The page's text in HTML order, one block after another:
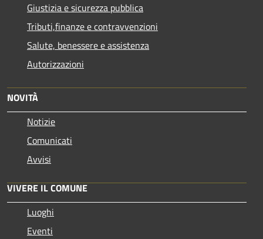
Giustizia e sicurezza pubblica
Tributi,finanze e contravvenzioni
Salute, benessere e assistenza
Autorizzazioni
NOVITÀ
Notizie
Comunicati
Avvisi
VIVERE IL COMUNE
Luoghi
Eventi